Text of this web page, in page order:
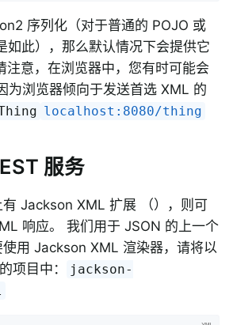
序列化（对于普通的 POJO 或
如此），那么默认情况下会提供它
注意，在浏览器中，您有时可能会
为浏览器倾向于发送首选 XML 的
localhost:8080/thing
服务
Jackson XML 扩展 （），则可
响应。 我们用于 JSON 的上一个
用 Jackson XML 渲染器，请将以
项目中：
jackson-